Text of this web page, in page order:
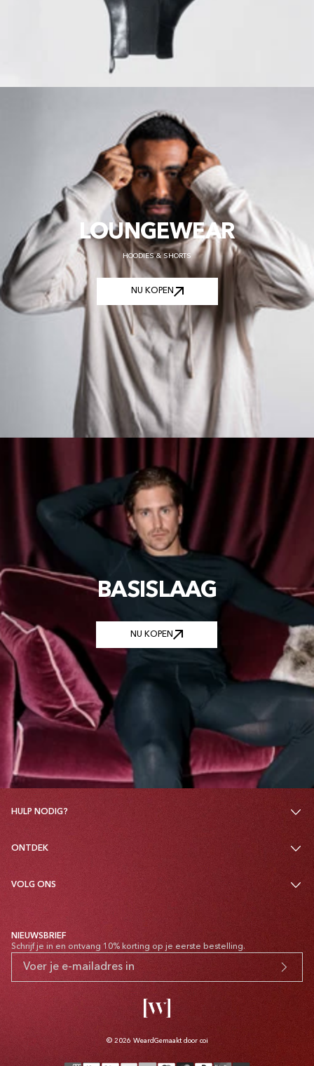
LOUNGEWEAR
HOODIES & SHORTS
NU KOPEN
BASISLAAG
NU KOPEN
HULP NODIG?
ONTDEK
VOLG ONS
NIEUWSBRIEF
Schrijf je in en ontvang 10% korting op je eerste bestelling.
© 2026 WeardGemaakt door coi